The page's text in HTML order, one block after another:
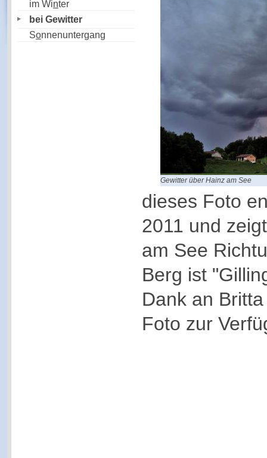
im Winter
bei Gewitter
Sonnenuntergang
Gewitter über Hainz am See
dieses Foto
2011 und
am See
Berg ist
Dank an
Foto zur